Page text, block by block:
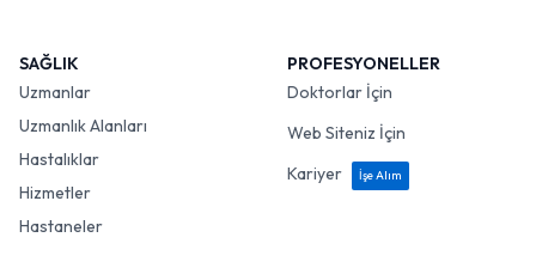
SAĞLIK
Uzmanlar
Uzmanlık Alanları
Hastalıklar
Hizmetler
Hastaneler
PROFESYONELLER
Doktorlar İçin
Web Siteniz İçin
Kariyer
İşe Alım